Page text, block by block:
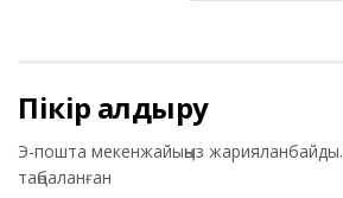
Пікір қалдыру
Э-пошта мекенжайыңыз жарияланбайды.
таңбаланған